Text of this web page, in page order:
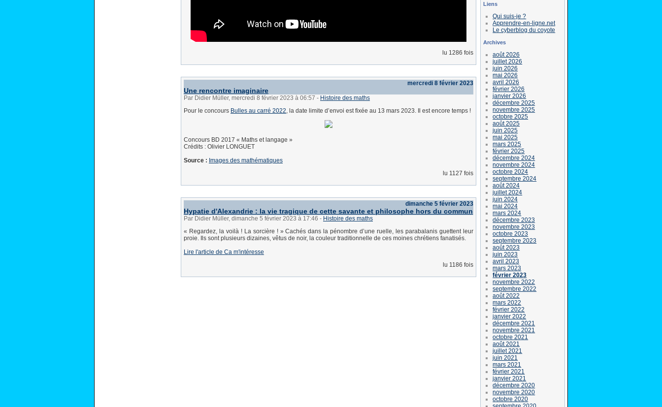
lu 1286 fois
mercredi 8 février 2023
Une rencontre imaginaire
Par Didier Müller, mercredi 8 février 2023 à 06:57 - Histoire des maths
Pour le concours Bulles au carré 2022, la date limite d’envoi est fixée au 13 mars 2023. Il est encore temps !
Concours BD 2017 « Maths et langage »
Crédits : Olivier LONGUET
Source : Images des mathématiques
lu 1127 fois
dimanche 5 février 2023
Hypatie d'Alexandrie : la vie tragique de cette savante et philosophe hors du commun
Par Didier Müller, dimanche 5 février 2023 à 17:46 - Histoire des maths
« Regardez, la voilà ! La sorcière ! » Cachés dans la pénombre d’une ruelle, les parabalanis guettent leur
proie. Ils sont plusieurs dizaines, vêtus de noir, la couleur traditionnelle de ces moines chrétiens fanatisés.
Lire l'article de Ca m'intéresse
lu 1186 fois
Liens
Qui suis-je ?
Apprendre-en-ligne.net
Le cyberblog du coyote
Archives
août 2026
juillet 2026
juin 2026
mai 2026
avril 2026
février 2026
janvier 2026
décembre 2025
novembre 2025
octobre 2025
août 2025
juin 2025
mai 2025
mars 2025
février 2025
décembre 2024
novembre 2024
octobre 2024
septembre 2024
août 2024
juillet 2024
juin 2024
mai 2024
mars 2024
décembre 2023
novembre 2023
octobre 2023
septembre 2023
août 2023
juin 2023
avril 2023
mars 2023
février 2023
novembre 2022
septembre 2022
août 2022
mars 2022
février 2022
janvier 2022
décembre 2021
novembre 2021
octobre 2021
août 2021
juillet 2021
juin 2021
mars 2021
février 2021
janvier 2021
décembre 2020
novembre 2020
octobre 2020